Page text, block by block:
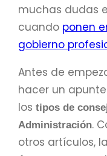
muchas dudas
cuando ponen
gobierno
Antes de
hacer un
los tipos de
Administración.
otros artículos,